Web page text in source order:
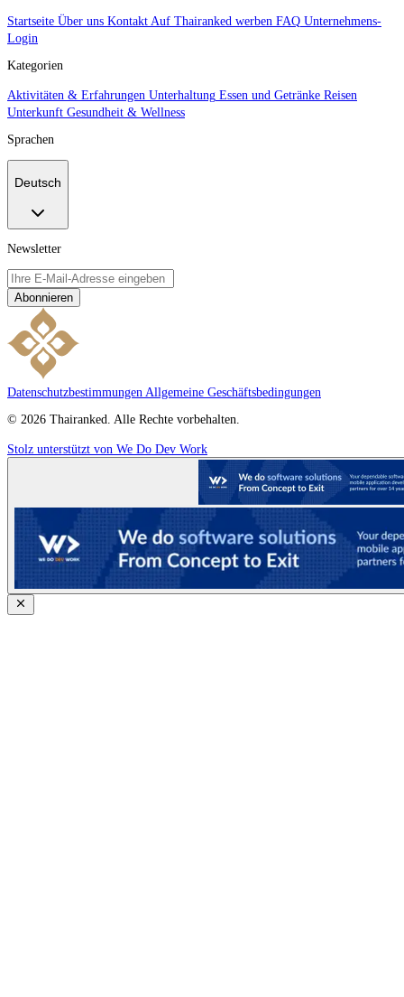
Startseite Über uns Kontakt Auf Thairanked werben FAQ Unternehmens-
Login
Kategorien
Aktivitäten & Erfahrungen Unterhaltung Essen und Getränke Reisen
Unterkunft Gesundheit & Wellness
Sprachen
Deutsch
Newsletter
Abonnieren
Datenschutzbestimmungen Allgemeine Geschäftsbedingungen
© 2026 Thairanked. Alle Rechte vorbehalten.
Stolz unterstützt von We Do Dev Work